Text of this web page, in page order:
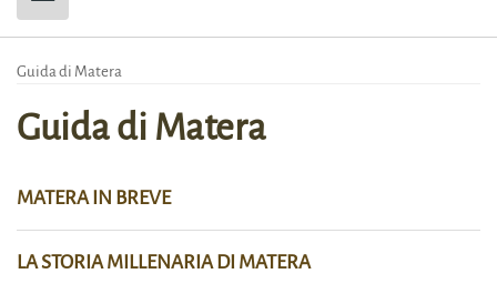
Guida di Matera
Guida di Matera
MATERA IN BREVE
LA STORIA MILLENARIA DI MATERA